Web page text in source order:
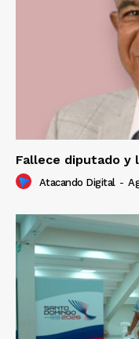
Fallece diputado y
Atacando Digital -